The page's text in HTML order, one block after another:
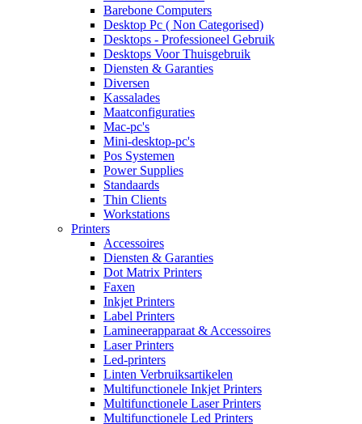
Barebone Computers
Desktop Pc ( Non Categorised)
Desktops - Professioneel Gebruik
Desktops Voor Thuisgebruik
Diensten & Garanties
Diversen
Kassalades
Maatconfiguraties
Mac-pc's
Mini-desktop-pc's
Pos Systemen
Power Supplies
Standaards
Thin Clients
Workstations
Printers
Accessoires
Diensten & Garanties
Dot Matrix Printers
Faxen
Inkjet Printers
Label Printers
Lamineerapparaat & Accessoires
Laser Printers
Led-printers
Linten Verbruiksartikelen
Multifunctionele Inkjet Printers
Multifunctionele Laser Printers
Multifunctionele Led Printers